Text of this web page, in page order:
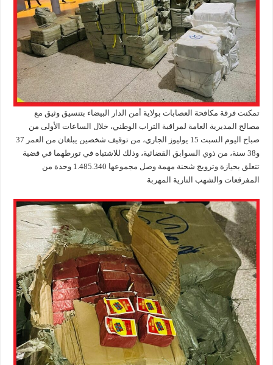
تمكنت فرقة مكافحة العصابات بولاية أمن الدار البيضاء بتنسيق وثيق مع
مصالح المديرية العامة لمراقبة التراب الوطني، خلال الساعات الأولى من
صباح اليوم السبت 15 يوليوز الجاري، من توقيف شخصين يبلغان من العمر 37
و38 سنة، من ذوي السوابق القضائية، وذلك للاشتباه في تورطهما في قضية
تتعلق بحيازة وترويج شحنة مهمة وصل مجموعها 1.485.340 وحدة من
المفرقعات والشهب النارية المهربة